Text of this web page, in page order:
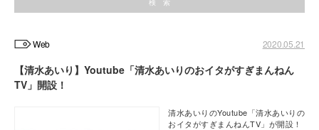
Web 2020.05.21
【清水あいり】Youtube「清水あいりのおイタがすぎまんねん
TV」開設！
清水あいりのYoutube「清水あいりの
おイタがすぎまんねんTV」が開設！